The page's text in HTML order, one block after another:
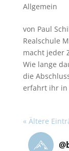
Allgemein
von Paul
Realschule
macht jeder
Wie lange
die
erfahrt ihr in
« Ältere
@